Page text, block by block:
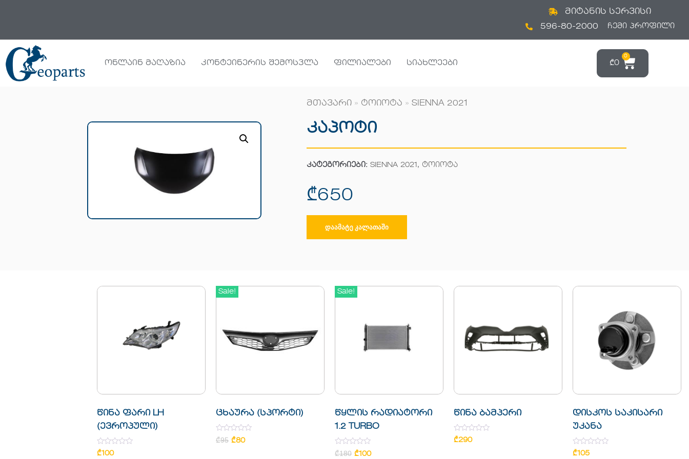
content
მიტანის სერვისი
596-80-2000
ᲩᲔᲛᲘ ᲞᲠᲝᲤᲘᲚᲘ
ონლაინ მაღაზია კონტეინერის შემოსვლა ფილიალები სიახლეები ₾0
0
მთავარი » ტოიოტა » SIENNA 2021
Კაპოტი
კატეგორიები: SIENNA 2021 , ტოიოტა
₾650
ᲓᲐᲐᲛᲐᲢᲔ ᲙᲐᲚᲐᲗᲐᲨᲘ
წინა ფარი LH
(ევროპული)
Rated
0
₾100
Sale!
ცხაურა (სპორტი)
Rated
0
₾95 ₾80
Sale!
წყლის რადიატორი
1.2 TURBO
Rated
0
₾180 ₾100
წინა ბამპერი
Rated
0
₾290
დისკოს საკისარი
უკანა
Rated
0
₾105